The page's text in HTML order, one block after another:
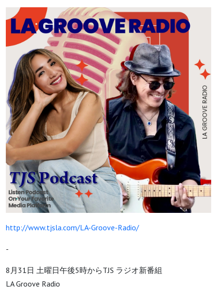
http://www.tjsla.com/LA-Groove-Radio/
-
8月31日 土曜日午後5時からTJS ラジオ新番組
LA Groove Radio